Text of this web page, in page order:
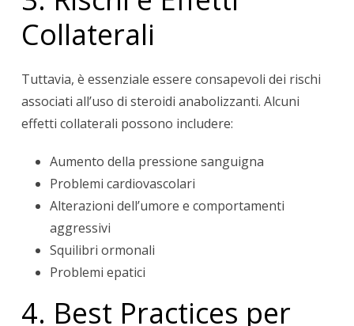
Collaterali
Tuttavia, è essenziale essere consapevoli dei rischi
associati all’uso di steroidi anabolizzanti. Alcuni
effetti collaterali possono includere:
Aumento della pressione sanguigna
Problemi cardiovascolari
Alterazioni dell’umore e comportamenti
aggressivi
Squilibri ormonali
Problemi epatici
4. Best Practices per